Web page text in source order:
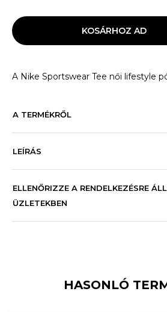
KOSÁRHOZ AD
A Nike Sportswear Tee női lifestyle
A TERMÉKRŐL
LEÍRÁS
ELLENŐRIZZE A RENDELKEZÉSRE
ÜZLETEKBEN
HASONLÓ